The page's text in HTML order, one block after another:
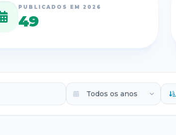
PUBLICADOS EM 2026
49